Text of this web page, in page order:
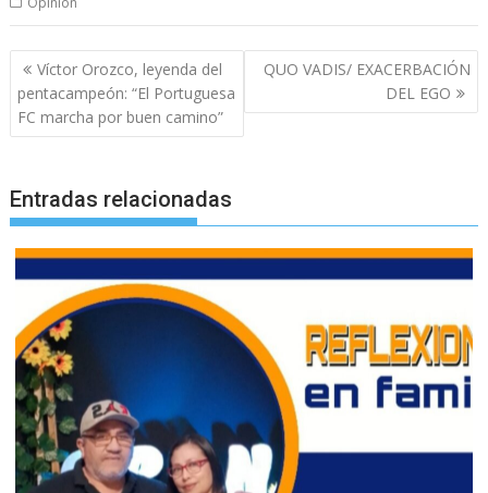
Navegación
de
entradas
Víctor Orozco, leyenda del
pentacampeón: “El Portuguesa
FC marcha por buen camino”
QUO VADIS/ EXACERBACIÓN
DEL EGO
Entradas relacionadas